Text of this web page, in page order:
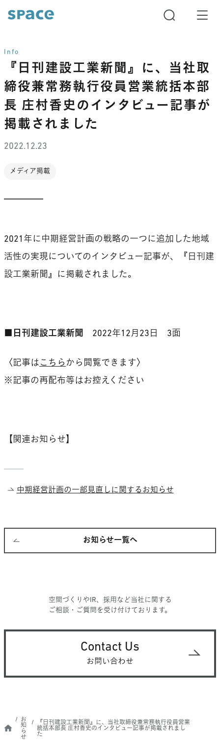
Info
『日刊建設工業新聞』に、当社取
締役兼常務執行役員営業統括本部
長 庄村香史のインタビュー記事が
掲載されました
2022.12.23
メディア掲載
2021年に中期経営計画の戦略の一つに追加した地域
活性の実現についてのインタビュー記事が、『日刊建
設工業新聞』に掲載されました。
■日刊建設工業新聞 2022年12月23日 3面
〈記事は こちら から閲覧できます〉
※記事の再配布等はお控えください
【関連お知らせ】
中期経営計画の一部見直しに関するお知らせ
お知らせ一覧へ
空間づくりやIR、採用など当社に関する
ご相談・ご質問を受け付けております。
Contact Us
お問い合わせ
お
知
ら
せ
『日刊建設工業新聞』に、当社取締役兼常務執行役員営業
統括本部長 庄村香史のインタビュー記事が掲載されまし
た